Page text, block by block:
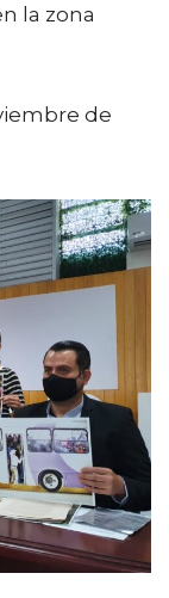
la zona
de